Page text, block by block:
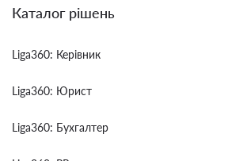
Каталог рішень
Liga360: Керівник
Liga360: Юрист
Liga360: Бухгалтер